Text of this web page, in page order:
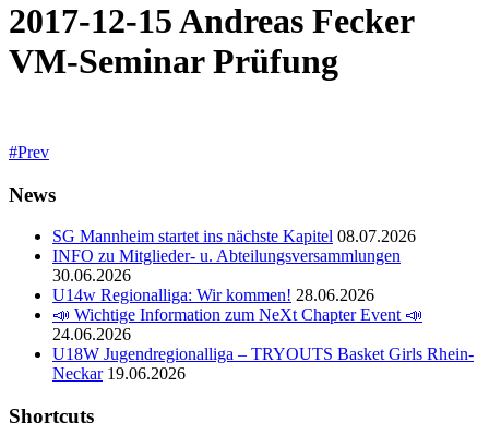
2017-12-15 Andreas Fecker
VM-Seminar Prüfung
Prev
News
SG Mannheim startet ins nächste Kapitel 08.07.2026
INFO zu Mitglieder- u. Abteilungsversammlungen
30.06.2026
U14w Regionalliga: Wir kommen! 28.06.2026
📣 Wichtige Information zum NeXt Chapter Event 📣
24.06.2026
U18W Jugendregionalliga – TRYOUTS Basket Girls Rhein-
Neckar 19.06.2026
Shortcuts